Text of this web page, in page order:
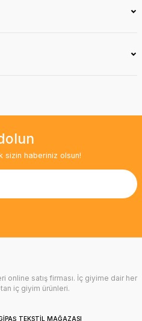
sizin haberiniz olsun!
online satış firması. İç giyime dair her
iç giyim ürünleri.
TEKSTİL MAĞAZASI